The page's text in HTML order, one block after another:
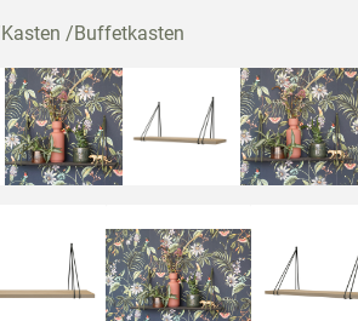
Kasten /Buffetkasten